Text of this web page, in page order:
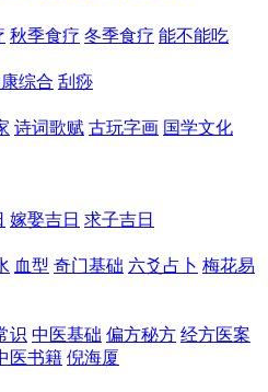
秋季食疗 冬季食疗 能不能吃
综合 刮痧
诗词歌赋 古玩字画 国学文化
嫁娶吉日 求子吉日
血型 奇门基础 六爻占卜 梅花易
识 中医基础 偏方秘方 经方医案
医书籍 倪海厦